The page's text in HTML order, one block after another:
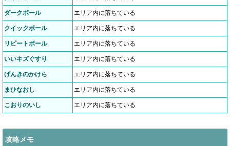
ダークボール エリア内に落ちている
クイックボール エリア内に落ちている
リピートボール エリア内に落ちている
いいキズぐすり エリア内に落ちている
げんきのかけら エリア内に落ちている
まひなおし エリア内に落ちている
こおりのいし エリア内に落ちている
攻略メモ